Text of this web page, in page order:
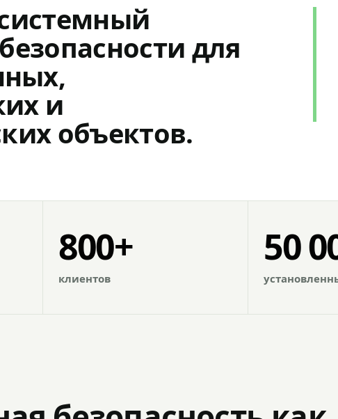
для
и
объектов.
800+
клиентов
50